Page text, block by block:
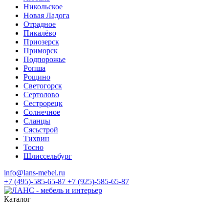
Никольское
Новая Ладога
Отрадное
Пикалёво
Приозерск
Приморск
Подпорожье
Ропша
Рощино
Светогорск
Сертолово
Сестрорецк
Солнечное
Сланцы
Сясьстрой
Тихвин
Тосно
Шлиссельбург
info@lans-mebel.ru
+7 (495)-585-65-87 +7 (925)-585-65-87
Каталог